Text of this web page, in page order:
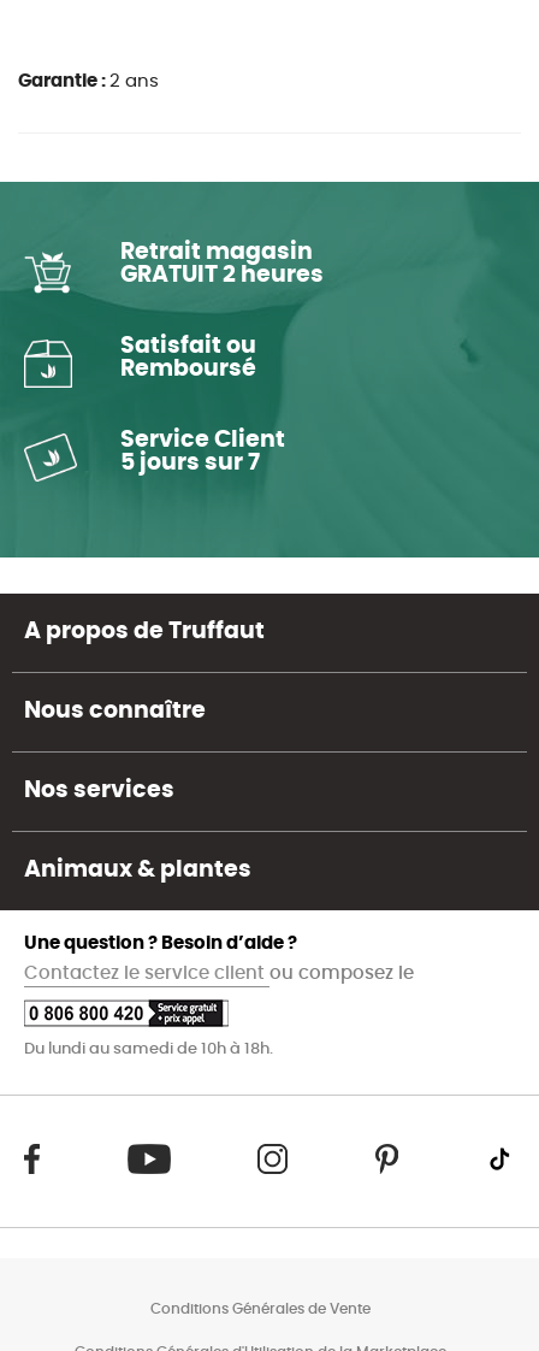
Garantie : 2 ans
Retrait magasin
GRATUIT 2 heures
Satisfait ou
Remboursé
Service Client
5 jours sur 7
A propos de Truffaut
Nous connaître
Nos services
Animaux & plantes
Une question ? Besoin d’aide ?
Contactez le service client ou composez le
Du lundi au samedi de 10h à 18h.
Conditions Générales de Vente